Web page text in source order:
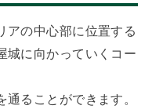
アの中心部に位置する
城に向かっていくコー
ることができます。